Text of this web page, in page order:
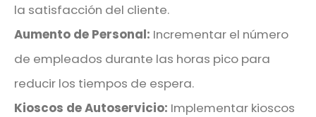
la satisfacción del cliente.
Aumento de Personal: Incrementar el número
de empleados durante las horas pico para
reducir los tiempos de espera.
Kioscos de Autoservicio: Implementar kioscos